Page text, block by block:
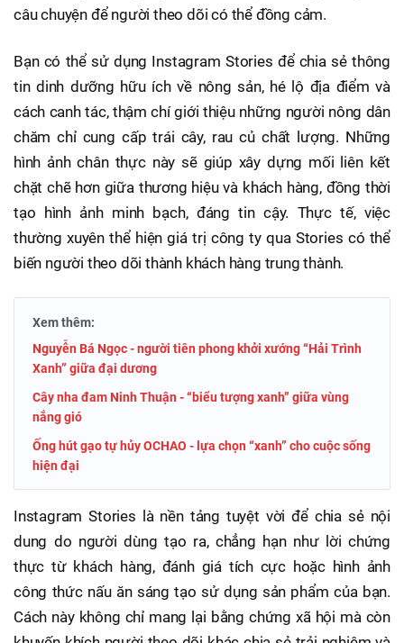
câu chuyện để người theo dõi có thể đồng cảm.
Bạn có thể sử dụng Instagram Stories để chia sẻ thông
tin dinh dưỡng hữu ích về nông sản, hé lộ địa điểm và
cách canh tác, thậm chí giới thiệu những người nông dân
chăm chỉ cung cấp trái cây, rau củ chất lượng. Những
hình ảnh chân thực này sẽ giúp xây dựng mối liên kết
chặt chẽ hơn giữa thương hiệu và khách hàng, đồng thời
tạo hình ảnh minh bạch, đáng tin cậy. Thực tế, việc
thường xuyên thể hiện giá trị công ty qua Stories có thể
biến người theo dõi thành khách hàng trung thành.
Xem thêm:
Nguyễn Bá Ngọc - người tiên phong khởi xướng “Hải Trình
Xanh” giữa đại dương
Cây nha đam Ninh Thuận - “biểu tượng xanh” giữa vùng
nắng gió
Ống hút gạo tự hủy OCHAO - lựa chọn “xanh” cho cuộc sống
hiện đại
Instagram Stories là nền tảng tuyệt vời để chia sẻ nội
dung do người dùng tạo ra, chẳng hạn như lời chứng
thực từ khách hàng, đánh giá tích cực hoặc hình ảnh
công thức nấu ăn sáng tạo sử dụng sản phẩm của bạn.
Cách này không chỉ mang lại bằng chứng xã hội mà còn